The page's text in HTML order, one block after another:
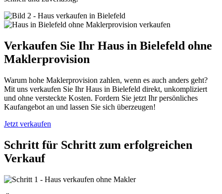
Verkaufen Sie Ihr Haus in Bielefeld ohne
Maklerprovision
Warum hohe Maklerprovision zahlen, wenn es auch anders geht?
Mit uns verkaufen Sie Ihr Haus in Bielefeld direkt, unkompliziert
und ohne versteckte Kosten. Fordern Sie jetzt Ihr persönliches
Kaufangebot an und lassen Sie sich überzeugen!
Jetzt verkaufen
Schritt für Schritt zum erfolgreichen
Verkauf